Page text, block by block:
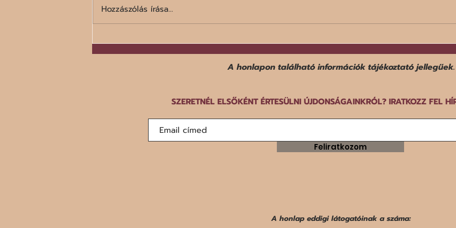
kézilabda-válogatott a dán-
norvég-svéd közös rendezésű
Hozzászólás írása...
A honlapon található információk tájékoztató jellegűek.
SZERETNÉL ELSŐKÉNT ÉRTESÜLNI ÚJDONSÁGAINKRÓL? IRATKOZZ FEL
Feliratkozom
A honlap eddigi látogatóinak a száma: